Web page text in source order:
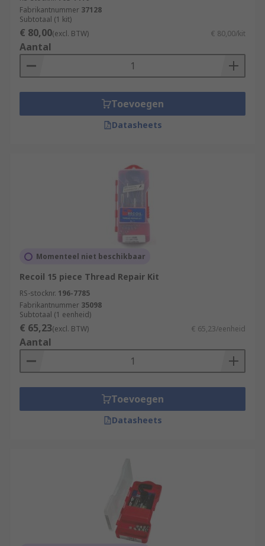
Fabrikantnummer 37128
Subtotaal (1 kit)
€ 80,00(excl. BTW) € 80,00/kit
Aantal
Toevoegen
Datasheets
Momenteel niet beschikbaar
Recoil 15 piece Thread Repair Kit
RS-stocknr. 196-7785
Fabrikantnummer 35098
Subtotaal (1 eenheid)
€ 65,23(excl. BTW) € 65,23/eenheid
Aantal
Toevoegen
Datasheets